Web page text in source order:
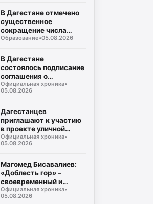
Премия-2026»
В Дагестане отмечено
существенное
сокращение числа
случаев некорректного
Образование•05.08.2026
В Дагестане
состоялось подписание
соглашения о
совместном контроле
за предстоящими
Официальная хроника•
05.08.2026
Дагестанцев
приглашают к участию
в проекте уличной
культуры и спорта
«КАРДО»
Официальная хроника•
05.08.2026
Магомед Бисавалиев:
«Доблесть гор» –
своевременный и
долгожданный ответ на
злободневные вопросы
Официальная хроника•
05.08.2026